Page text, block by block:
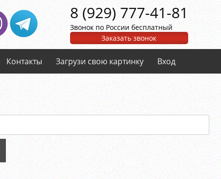
8 (929) 777-41-81
Звонок по России бесплатный
Заказать звонок
Контакты Загрузи свою картинку Вход